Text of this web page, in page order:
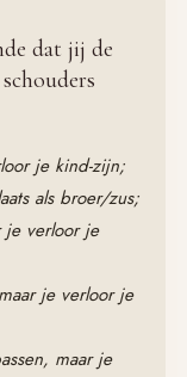
dat jij de
je kind-zijn;
als broer/zus;
je verloor je
je verloor je
maar je